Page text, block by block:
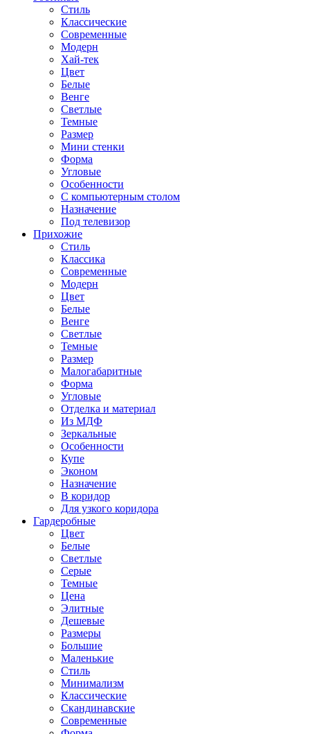
Стиль
Классические
Современные
Модерн
Хай-тек
Цвет
Белые
Венге
Светлые
Темные
Размер
Мини стенки
Форма
Угловые
Особенности
С компьютерным столом
Назначение
Под телевизор
Прихожие
Стиль
Классика
Современные
Модерн
Цвет
Белые
Венге
Светлые
Темные
Размер
Малогабаритные
Форма
Угловые
Отделка и материал
Из МДФ
Зеркальные
Особенности
Купе
Эконом
Назначение
В коридор
Для узкого коридора
Гардеробные
Цвет
Белые
Светлые
Серые
Темные
Цена
Элитные
Дешевые
Размеры
Большие
Маленькие
Стиль
Минимализм
Классические
Скандинавские
Современные